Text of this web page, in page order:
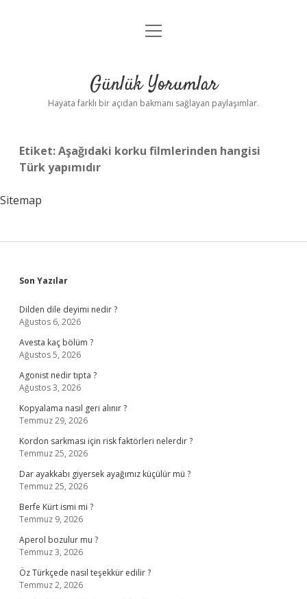
Anasayfa
Yasal Uyarı
menüyü
Günlük Yorumlar
Hayata farklı bir açıdan bakmanı sağlayan paylaşımlar.
Etiket:Aşağıdaki korku filmlerinden hangisi
Türk yapımıdır
Sitemap
Sidebar
Son Yazılar
Dilden dile deyimi nedir ?
Ağustos 6, 2026
Avesta kaç bölüm ?
Ağustos 5, 2026
Agonist nedir tıpta ?
Ağustos 3, 2026
Kopyalama nasıl geri alınır ?
Temmuz 29, 2026
Kordon sarkması için risk faktörleri nelerdir ?
Temmuz 25, 2026
Dar ayakkabı giyersek ayağımız küçülür mü ?
Temmuz 25, 2026
Berfe Kürt ismi mi ?
Temmuz 9, 2026
Aperol bozulur mu ?
Temmuz 3, 2026
Öz Türkçede nasıl teşekkür edilir ?
Temmuz 2, 2026